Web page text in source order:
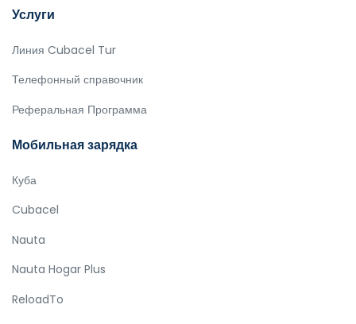
Услуги
Линия Cubacel Tur
Телефонный справочник
Реферальная Программа
Мобильная зарядка
Куба
Cubacel
Nauta
Nauta Hogar Plus
ReloadTo